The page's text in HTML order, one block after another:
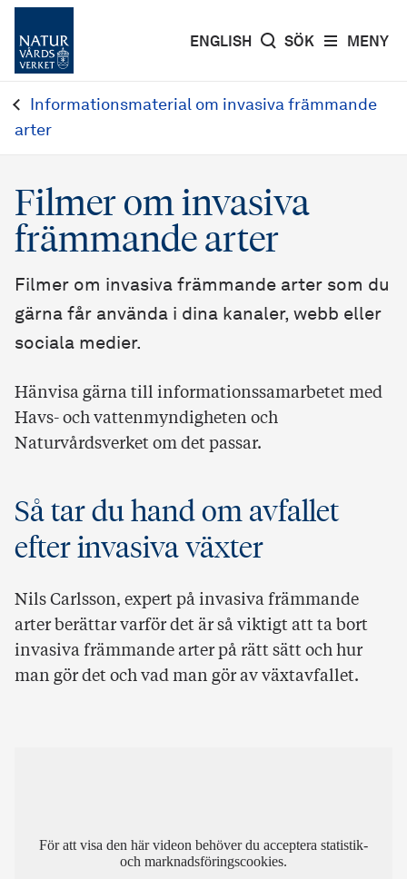
MENY
ENGLISH SÖK
Informationsmaterial om invasiva främmande
arter
Filmer om invasiva
främmande arter
Filmer om invasiva främmande arter som du
gärna får använda i dina kanaler, webb eller
sociala medier.
Hänvisa gärna till informationssamarbetet med
Havs- och vattenmyndigheten och
Naturvårdsverket om det passar.
Så tar du hand om avfallet
efter invasiva växter
Nils Carlsson, expert på invasiva främmande
arter berättar varför det är så viktigt att ta bort
invasiva främmande arter på rätt sätt och hur
man gör det och vad man gör av växtavfallet.
För att visa den här videon behöver du acceptera statistik-
och marknadsföringscookies.